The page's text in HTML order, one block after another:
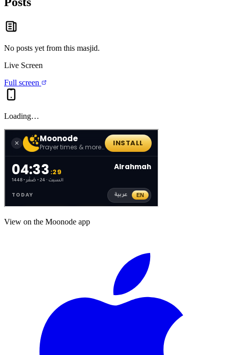
No posts yet from this masjid.
Live Screen
Full screen
Loading…
View on the Moonode app